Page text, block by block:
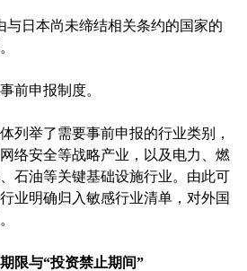
与日本尚未缔结相关条约的国家的
前申报制度。
列举了需要事前申报的行业类别，
络安全等战略产业，以及电力、燃
石油等关键基础设施行业。由此可
业明确归入敏感行业清单，对外国
限与“投资禁止期间”